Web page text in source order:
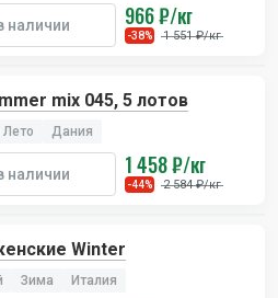
наличии 966 ₽/кг
-38% 1 551 ₽/кг
MODA Summer mix 045, 5 лотов
Лето Дания
наличии 1 458 ₽/кг
-44% 2 584 ₽/кг
Winter
Зима Италия